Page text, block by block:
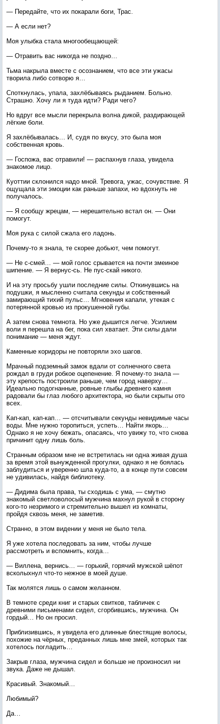
— Передайте, что их покарали боги, Трас.
— А если нет?
Моя улыбка стала многообещающей:
— Отравить вас никогда не поздно…
Тьма накрыла вместе с осознанием, что все эти ужасы
творила либо сотворю я…
Споткнулась, упала, захлёбываясь рыданием. Больно.
Страшно. Хочу ли я туда идти? Ради чего?
Но вдруг все мысли перекрыла волна дикой, раздирающей
лёгкие боли.
Я захлёбывалась… И, судя по вкусу, это была моя
собственная кровь.
— Госпожа, вас отравили! — распахнув глаза, увидела
знакомое лицо.
Куоттии склонился надо мной. Тревога, ужас, сочувствие. Я
ощущала эти эмоции как раньше запахи, но вдохнуть не
получалось.
— Я сообщу жрецам, — нерешительно встал он. — Они
помогут.
Моя рука с силой сжала его ладонь.
Почему-то я знала, те скорее добьют, чем помогут.
— Не с-смей… — мой голос срывается на почти змеиное
шипение. — Я вернус-сь. Не пус-скай никого.
И на эту просьбу ушли последние силы. Откинувшись на
подушки, я мысленно считала секунды и собственный
замирающий тихий пульс… Мгновения капали, утекая с
потерянной кровью из прокушенной губы.
А затем снова темнота. Но уже дышится легче. Усилием
воли я перешла на бег, пока сил хватает. Эти силы дали
понимание — меня ждут.
Каменные коридоры не повторяли эхо шагов.
Мрачный подземный замок вдали от солнечного света
рождал в груди робкое оцепенение. Я почему-то знала —
эту крепость построили раньше, чем город наверху…
Идеально подогнанные, ровные глыбы древнего камня
радовали бы глаз любого архитектора, но были скрыты ото
всех.
Кап-кап, кап-кап… — отсчитывали секунды невидимые часы
воды. Мне нужно торопиться, успеть… Найти якорь…
Однако я не хочу бежать, опасаясь, что увижу то, что снова
причинит одну лишь боль.
Странным образом мне не встретилась ни одна живая душа
за время этой вынужденной прогулки, однако я не боялась
заблудиться и уверенно шла куда-то, а в конце пути совсем
не удивилась, найдя библиотеку.
— Дидима была права, ты сходишь с ума, — смутно
знакомый светловолосый мужчина махнул рукой в сторону
кого-то незримого и стремительно вышел из комнаты,
пройдя сквозь меня, не заметив.
Странно, в этом видении у меня не было тела.
Я уже хотела последовать за ним, чтобы лучше
рассмотреть и вспомнить, когда…
— Виллена, вернись… — горький, горячий мужской шёпот
всколыхнул что-то нежное в моей душе.
Так молятся лишь о самом желанном.
В темноте среди книг и старых свитков, табличек с
древними письменами сидел, сгорбившись, мужчина. Он
гордый… Но он просил.
Приблизившись, я увидела его длинные блестящие волосы,
похожие на чёрных, преданных лишь мне змей, которых так
хотелось погладить…
Закрыв глаза, мужчина сидел и больше не произносил ни
звука. Даже не дышал.
Красивый. Знакомый…
Любимый?
Да…